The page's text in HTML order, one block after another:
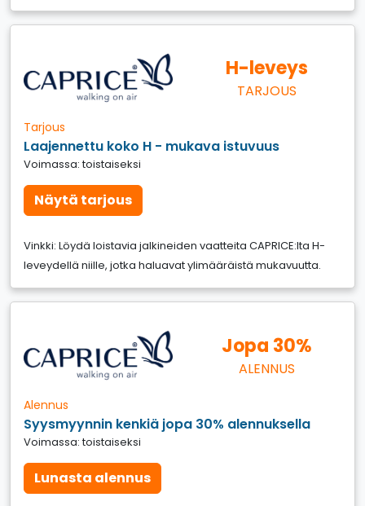
H-leveys
TARJOUS
Tarjous
Laajennettu koko H - mukava istuvuus
Voimassa: toistaiseksi
Näytä tarjous
Vinkki: Löydä loistavia jalkineiden vaatteita CAPRICE:lta H-
leveydellä niille, jotka haluavat ylimääräistä mukavuutta.
Jopa 30%
ALENNUS
Alennus
Syysmyynnin kenkiä jopa 30% alennuksella
Voimassa: toistaiseksi
Lunasta alennus